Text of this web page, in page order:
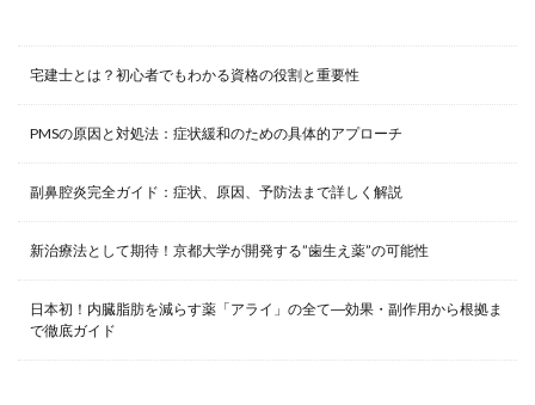
宅建士とは？初心者でもわかる資格の役割と重要性
PMSの原因と対処法：症状緩和のための具体的アプローチ
副鼻腔炎完全ガイド：症状、原因、予防法まで詳しく解説
新治療法として期待！京都大学が開発する”歯生え薬”の可能性
日本初！内臓脂肪を減らす薬「アライ」の全て―効果・副作用から根拠ま
で徹底ガイド